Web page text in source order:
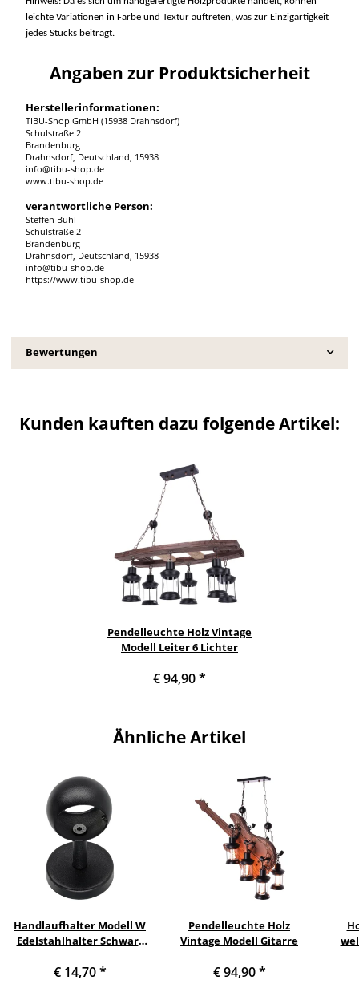
leichte Variationen in Farbe und Textur auftreten, was zur Einzigartigkeit
jedes Stücks beiträgt.
Angaben zur Produktsicherheit
Herstellerinformationen:
TIBU-Shop GmbH (15938 Drahnsdorf)
Schulstraße 2
Brandenburg
Drahnsdorf, Deutschland, 15938
info@tibu-shop.de
www.tibu-shop.de
verantwortliche Person:
Steffen Buhl
Schulstraße 2
Brandenburg
Drahnsdorf, Deutschland, 15938
info@tibu-shop.de
https://www.tibu-shop.de
Bewertungen
Kunden kauften dazu folgende Artikel:
Pendelleuchte Holz Vintage
Modell Leiter 6 Lichter
€ 94,90*
Ähnliche Artikel
Handlaufhalter Modell W
Edelstahlhalter Schwarz
mit Kugelring Ø 42,4 mm
€ 14,70*
Pendelleuchte Holz
Vintage Modell Gitarre
€ 94,90*